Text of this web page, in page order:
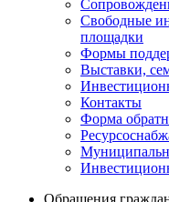
Свободные
площадки
Формы
Выставки,
Контакты
Форма
Обращения